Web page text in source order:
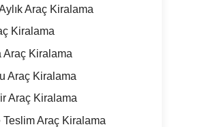
Araç Kiralama
Kiralama
Araç Kiralama
Araç Kiralama
Araç Kiralama
Teslim Araç Kiralama